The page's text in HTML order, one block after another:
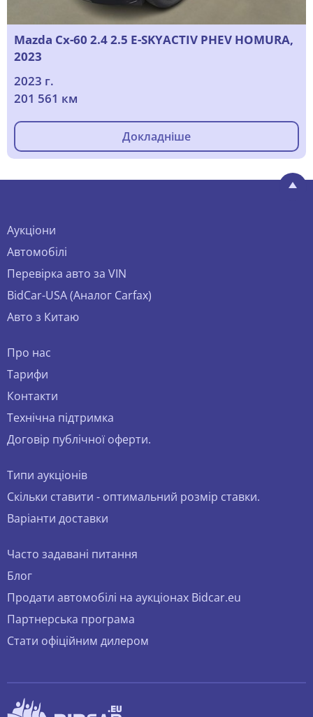
Mazda Cx-60 2.4 2.5 E-SKYACTIV PHEV HOMURA,
2023
2023 г.
201 561 км
Докладніше
Аукціони
Автомобілі
Перевірка авто за VIN
BidCar-USA (Аналог Carfax)
Авто з Китаю
Про нас
Тарифи
Контакти
Технічна підтримка
Договір публічної оферти.
Типи аукціонів
Скільки ставити - оптимальний розмір ставки.
Варіанти доставки
Часто задавані питання
Блог
Продати автомобілі на аукціонах Bidcar.eu
Партнерська програма
Стати офіційним дилером